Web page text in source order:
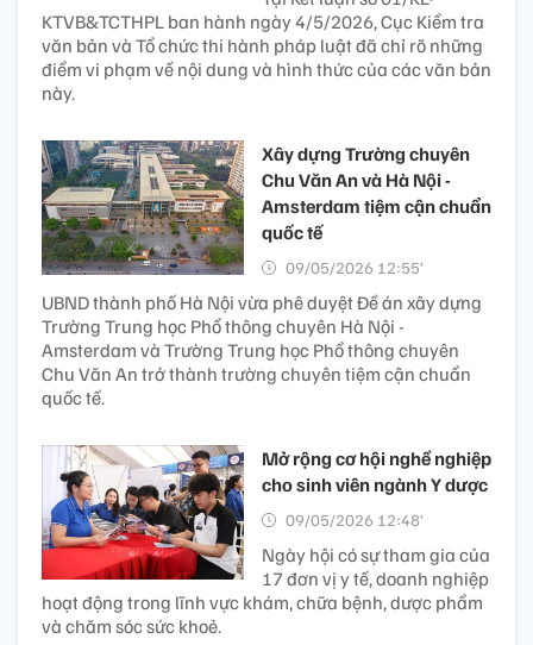
KTVB&TCTHPL ban hành ngày 4/5/2026, Cục Kiểm tra
văn bản và Tổ chức thi hành pháp luật đã chỉ rõ những
điểm vi phạm về nội dung và hình thức của các văn bản
này.
Xây dựng Trường chuyên
Chu Văn An và Hà Nội -
Amsterdam tiệm cận chuẩn
quốc tế
09/05/2026 12:55’
UBND thành phố Hà Nội vừa phê duyệt Đề án xây dựng
Trường Trung học Phổ thông chuyên Hà Nội -
Amsterdam và Trường Trung học Phổ thông chuyên
Chu Văn An trở thành trường chuyên tiệm cận chuẩn
quốc tế.
Mở rộng cơ hội nghề nghiệp
cho sinh viên ngành Y dược
09/05/2026 12:48’
Ngày hội có sự tham gia của
17 đơn vị y tế, doanh nghiệp
hoạt động trong lĩnh vực khám, chữa bệnh, dược phẩm
và chăm sóc sức khoẻ.